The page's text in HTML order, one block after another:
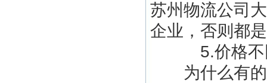
苏州物流公司
企业，否则都
5.价格不
为什么有的